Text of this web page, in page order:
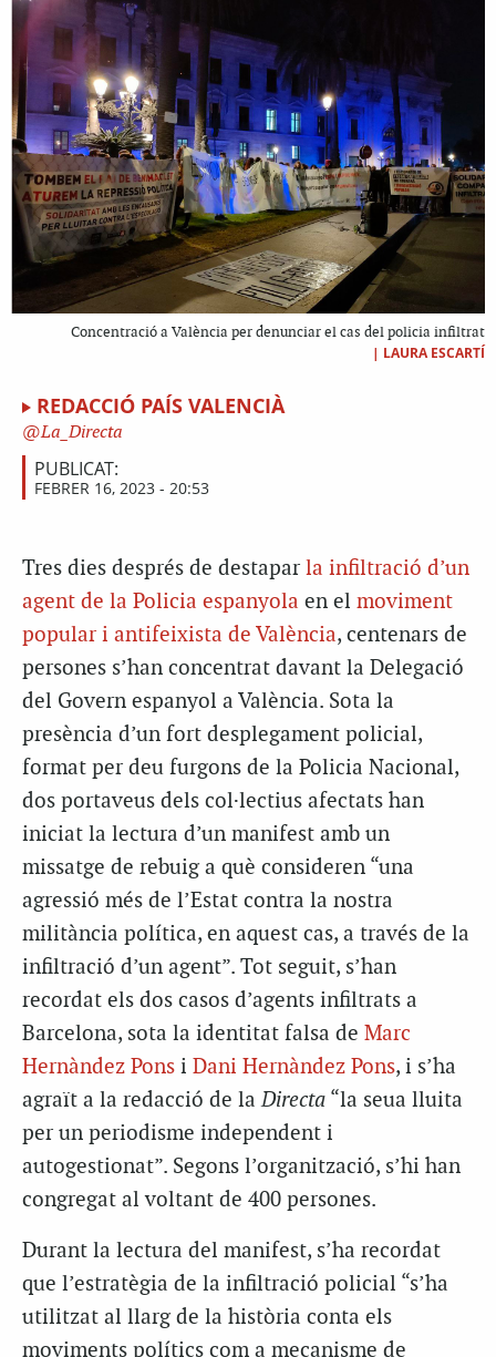
Concentració a València per denunciar el cas del policia infiltrat
| LAURA ESCARTÍ
REDACCIÓ PAÍS VALENCIÀ
La_Directa
PUBLICAT:
FEBRER 16, 2023 - 20:53
Tres dies després de destapar la infiltració d’un
agent de la Policia espanyola en el moviment
popular i antifeixista de València, centenars de
persones s’han concentrat davant la Delegació
del Govern espanyol a València. Sota la
presència d’un fort desplegament policial,
format per deu furgons de la Policia Nacional,
dos portaveus dels col·lectius afectats han
iniciat la lectura d’un manifest amb un
missatge de rebuig a què consideren “una
agressió més de l’Estat contra la nostra
militància política, en aquest cas, a través de la
infiltració d’un agent”. Tot seguit, s’han
recordat els dos casos d’agents infiltrats a
Barcelona, sota la identitat falsa de Marc
Hernàndez Pons i Dani Hernàndez Pons, i s’ha
agraït a la redacció de laDirecta “la seua lluita
per un periodisme independent i
autogestionat”. Segons l’organització, s’hi han
congregat al voltant de 400 persones.
Durant la lectura del manifest, s’ha recordat
que l’estratègia de la infiltració policial “s’ha
utilitzat al llarg de la història conta els
moviments polítics com a mecanisme de